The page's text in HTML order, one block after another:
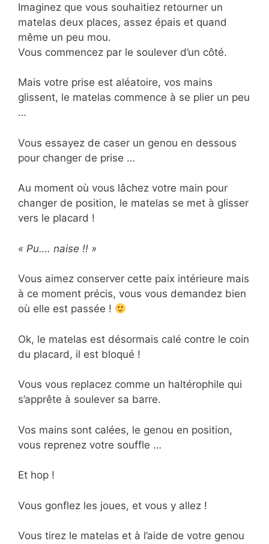
Imaginez que vous souhaitiez retourner un
matelas deux places, assez épais et quand
même un peu mou.
Vous commencez par le soulever d’un côté.
Mais votre prise est aléatoire, vos mains
glissent, le matelas commence à se plier un peu
…
Vous essayez de caser un genou en dessous
pour changer de prise …
Au moment où vous lâchez votre main pour
changer de position, le matelas se met à glisser
vers le placard !
« Pu…. naise !! »
Vous aimez conserver cette paix intérieure mais
à ce moment précis, vous vous demandez bien
où elle est passée !
Ok, le matelas est désormais calé contre le coin
du placard, il est bloqué !
Vous vous replacez comme un haltérophile qui
s’apprête à soulever sa barre.
Vos mains sont calées, le genou en position,
vous reprenez votre souffle …
Et hop !
Vous gonflez les joues, et vous y allez !
Vous tirez le matelas et à l’aide de votre genou